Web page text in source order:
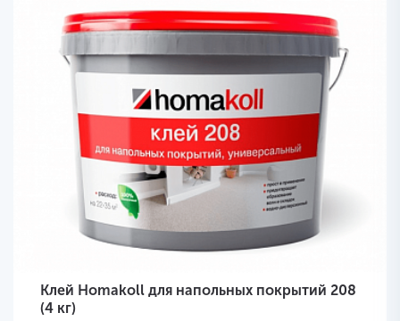
Клей Homakoll для напольных покрытий 208
(4 кг)